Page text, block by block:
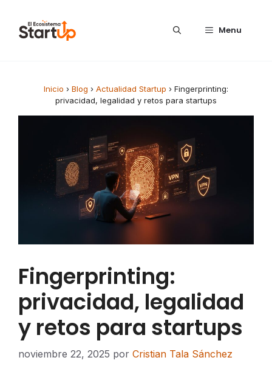
Menu
Inicio › Blog › Actualidad Startup › Fingerprinting:
privacidad, legalidad y retos para startups
Fingerprinting:
privacidad, legalidad
y retos para startups
noviembre 22, 2025 por Cristian Tala Sánchez